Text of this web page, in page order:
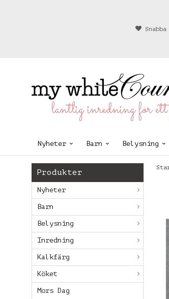
lantlig inredning för
Nyheter Barn Belysning
Produkter
Nyheter
Barn
Belysning
Inredning
Kalkfärg
Köket
Mors Dag